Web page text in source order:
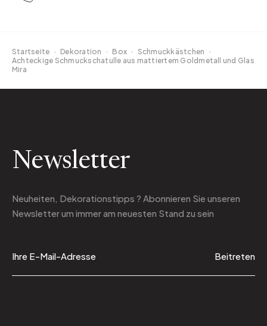
Startseite · Dekoration · Box · Schmuckkästchen
·
Achteckige Schmuckschatulle aus mattiertem Goldmetall und Glas
Mira
Newsletter
Neuheiten, Dekorationstipps ? Abonnieren Sie unseren
Newsletterum immer am neuesten Stand zu sein
Beitreten